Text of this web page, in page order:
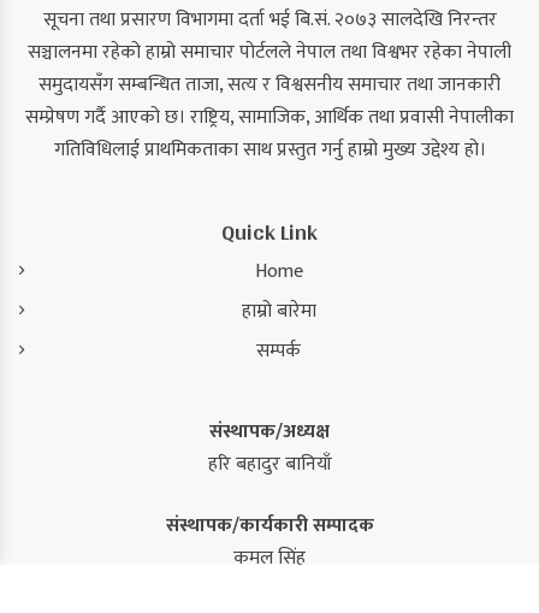
सूचना तथा प्रसारण विभागमा दर्ता भई बि.सं. २०७३ सालदेखि निरन्तर
सञ्चालनमा रहेको हाम्रो समाचार पोर्टलले नेपाल तथा विश्वभर रहेका नेपाली
समुदायसँग सम्बन्धित ताजा, सत्य र विश्वसनीय समाचार तथा जानकारी
सम्प्रेषण गर्दै आएको छ। राष्ट्रिय, सामाजिक, आर्थिक तथा प्रवासी नेपालीका
गतिविधिलाई प्राथमिकताका साथ प्रस्तुत गर्नु हाम्रो मुख्य उद्देश्य हो।
Quick Link
Home
हाम्रो बारेमा
सम्पर्क
संस्थापक/अध्यक्ष
हरि बहादुर बानियाँ
संस्थापक/कार्यकारी सम्पादक
कमल सिंह